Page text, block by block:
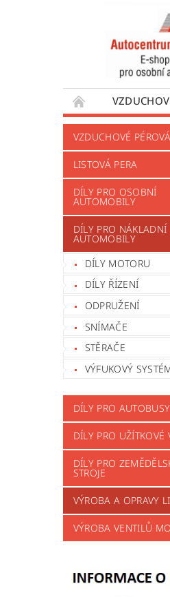
DÍLY PRO
VÝROBA
VZDUCHOVÉ
LISTOVÁ PERA
DÍLY PRO OSOBNÍ
AUTOMOBILY
DÍLY PRO NÁKLADNÍ
AUTOMOBILY
DÍLY MOTORU
DÍLY ŘÍZENÍ
ODPRUŽENÍ
SNÍMAČE
STĚRAČE
VÝFUKOVÝ
DÍLY PRO AUTOBUSY
DÍLY PRO UŽÍTKOVÉ
DÍLY PRO
STROJE
VÝROBA A OPRAVY
VÝROBA VENTILŮ